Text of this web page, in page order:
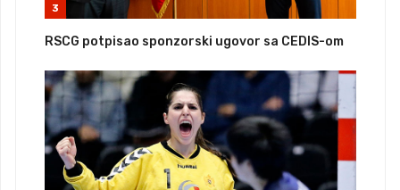
3
RSCG potpisao sponzorski ugovor sa CEDIS-om